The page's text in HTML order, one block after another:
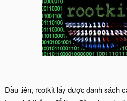
Đầu tiên, rootkit lấy được danh sách